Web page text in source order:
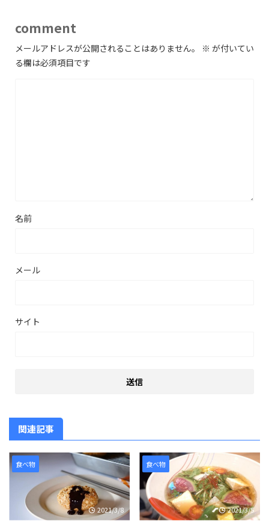
comment
メールアドレスが公開されることはありません。 ※ が付いてい
る欄は必須項目です
名前
メール
サイト
関連記事
食べ物
2021/3/8
食べ物
2021/3/5